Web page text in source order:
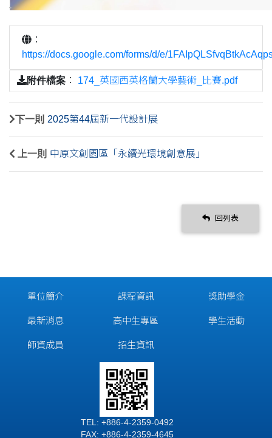
：
https://docs.google.com/forms/d/e/
附件檔案 ： 174_英國西英格蘭大學藝術_比賽.pdf
下一則 2025第44屆新一代設計展
上一則 中原文創園區「永續光環境創意展」
回列表
單位簡介
最新消息
師資成員
課程資訊
高中生專區
招生資訊
獎助學金
學生活動
TEL: +886-4-2359-0492
FAX: +886-4-2359-4645